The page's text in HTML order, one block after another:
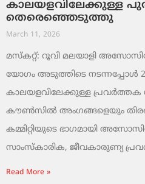
കാലയളവിലേക്കുള്ള
തെരെഞ്ഞെടുത്തു
March 11, 2026
മസ്കറ്റ്: റൂവി മലയാളി
യോഗം അടുത്തിടെ നടന്നപ്പോൾ
കാലയളവിലേക്കുള്ള പ്രവർത്തക
കൗൺസിൽ അംഗങ്ങളെയും
കമ്മിറ്റിയുടെ ഭാഗമായി
സാംസ്‌കാരിക, ജീവകാരുണ്യ
Read More »